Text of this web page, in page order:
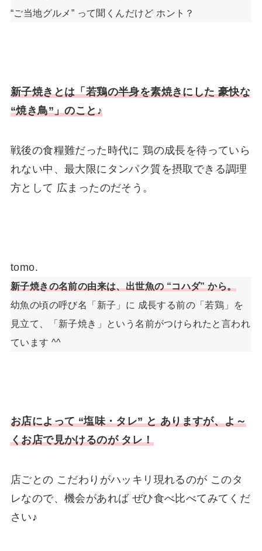
“ご当地グルメ” って聞くんだけど ホント？
新子焼きとは「若鶏の半身を素焼きにした 豪快な
“焼き鳥”」のこと♪
戦後の食糧難だった時代に 鶏の成長を待っていら
れない中、最大限にタンパク質を摂取できる調理
方として 広まったのだそう。
tomo.
新子焼きの名前の由来は、出世魚の “コハダ” から。
幼魚の頃の呼び名「新子」に 成長する前の「若鶏」を
見立て、「新子焼き」という名前がつけられたと言われ
ています ^^
お店によって “塩味・タレ” と ありますが、よ～
くお店で見かけるのが タレ！
店ごとの こだわりがハッキリ現れるのが このタ
レなので、機会があれば ぜひ食べ比べてみてくだ
さい♪